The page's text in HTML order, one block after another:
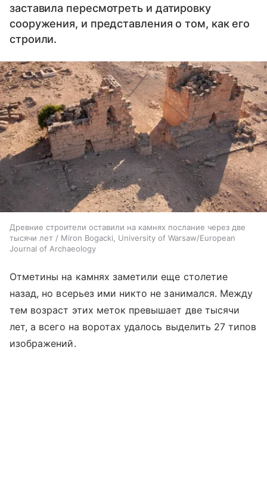
заставила пересмотреть и датировку
сооружения, и представления о том, как его
строили.
Древние строители оставили на камнях послание через две
тысячи лет / Miron Bogacki, University of Warsaw/European
Journal of Archaeology
Отметины на камнях заметили еще столетие
назад, но всерьез ими никто не занимался. Между
тем возраст этих меток превышает две тысячи
лет, а всего на воротах удалось выделить 27 типов
изображений.